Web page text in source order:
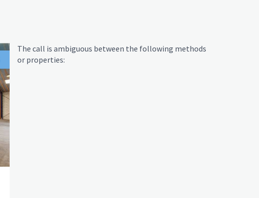
The call is ambiguous between the following methods
or properties: